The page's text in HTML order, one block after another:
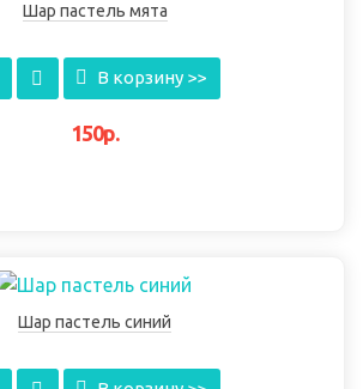
Шар пастель мята
В корзину >>
150р.
Шар пастель синий